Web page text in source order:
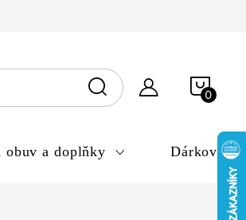
obuv a doplňky Dárkové